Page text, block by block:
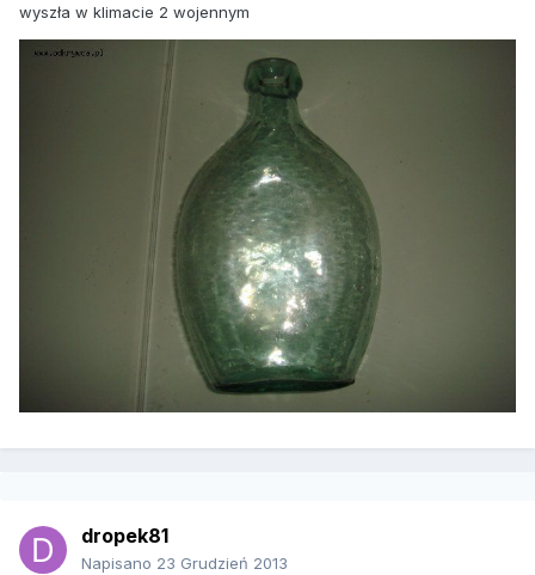
wyszła w klimacie 2 wojennym
dropek81
Napisano 23 Grudzień 2013